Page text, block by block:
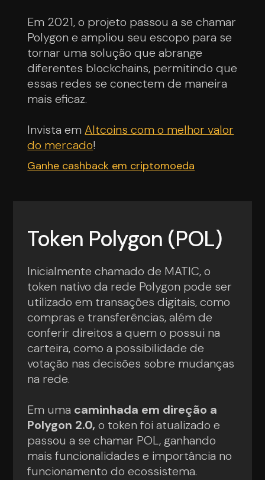
Em 2021, o projeto passou a se chamar
Polygon e ampliou seu escopo para se
tornar uma solução que abrange
diferentes blockchains, permitindo que
essas redes se conectem de maneira
mais eficaz.
Invista emAltcoins com o melhor valor
do mercado!
Ganhe cashback em criptomoeda
Token Polygon (POL)
Inicialmente chamado de MATIC, o
token nativo da rede Polygon pode ser
utilizado em transações digitais, como
compras e transferências, além de
conferir direitos a quem o possui na
carteira, como a possibilidade de
votação nas decisões sobre mudanças
na rede.
Em uma caminhada em direção a
Polygon 2.0, o token foi atualizado e
passou a se chamar POL, ganhando
mais funcionalidades e importância no
funcionamento do ecossistema.